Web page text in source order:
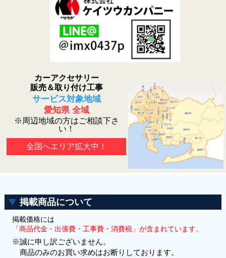
カーアクセサリー
販売＆取り付け工事
サービス対象地域
愛知県 全域
※周辺地域の方はご相談下さ
い！
全国へエリア拡大中！
掲載商品について
掲載価格には
「商品代金・出張費・工事費・消費税」が含まれています。
※誠に申し訳ございません。
商品のみのお買い求めはお断りしております。